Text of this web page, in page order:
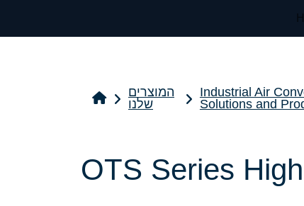
המוצרים
שלנו
Industrial Air
Solutions and
OTS Series